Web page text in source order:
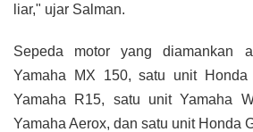
liar," ujar Salman.
Sepeda motor yang diamankan
Yamaha MX 150, satu unit
Yamaha R15, satu unit Yamaha
Yamaha Aerox, dan satu unit Honda